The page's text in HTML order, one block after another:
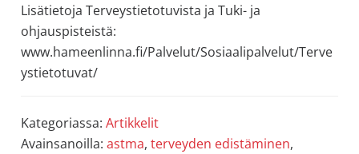
Lisätietoja Terveystietotuvista ja Tuki- ja
ohjauspisteistä:
www.hameenlinna.fi/Palvelut/Sosiaalipalvelut/Terve
ystietotuvat/
Kategoriassa: Artikkelit
Avainsanoilla: astma, terveyden edistäminen,